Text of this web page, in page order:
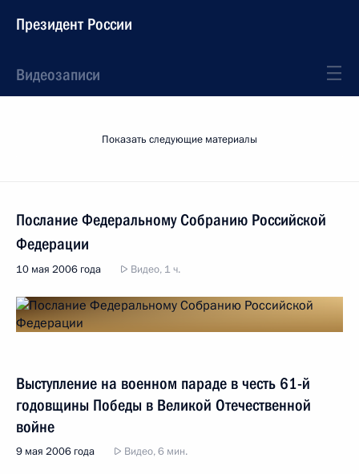
Президент России
Видеозаписи
Показать следующие материалы
Послание Федеральному Собранию Российской
Федерации
10 мая 2006 года Видео, 1 ч.
Выступление на военном параде в честь 61-й
годовщины Победы в Великой Отечественной
войне
9 мая 2006 года Видео, 6 мин.